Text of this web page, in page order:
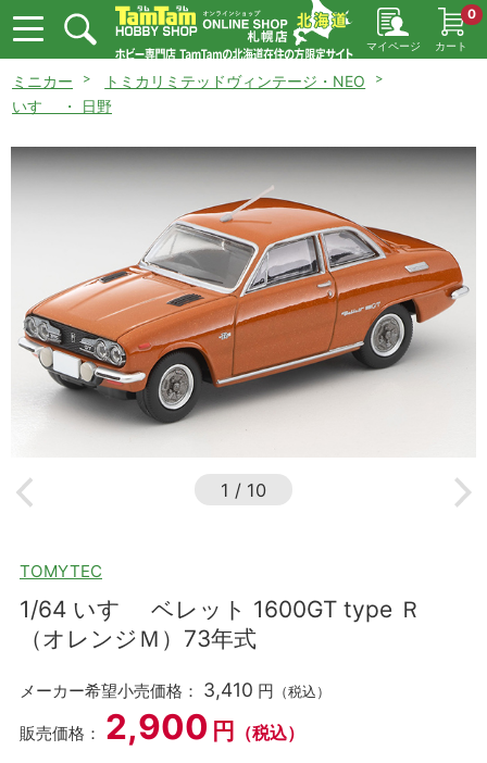
マイページ カート
0
ミニカー
トミカリミテッドヴィンテージ・NEO
いすゞ ・ 日野
1 / 10
TOMYTEC
1/64 いすゞ ベレット 1600GT type Ｒ
（オレンジＭ）73年式
メーカー希望小売価格： 3,410 円 （税込）
販売価格： 2,900 円 （税込）